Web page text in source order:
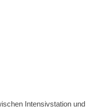
Intensivstation und